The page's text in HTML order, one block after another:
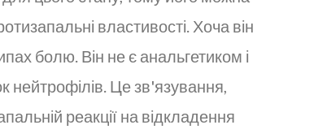
властивості. Хоча він
болю. Він не є анальгетиком і
нейтрофілів. Це зв'язування,
реакції на відкладення